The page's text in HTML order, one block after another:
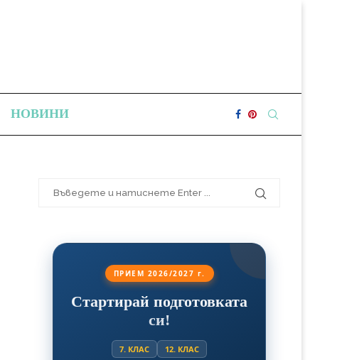
НОВИНИ
ПРИЕМ 2026/2027 г.
Стартирай подготовката
си!
7. КЛАС 12. КЛАС